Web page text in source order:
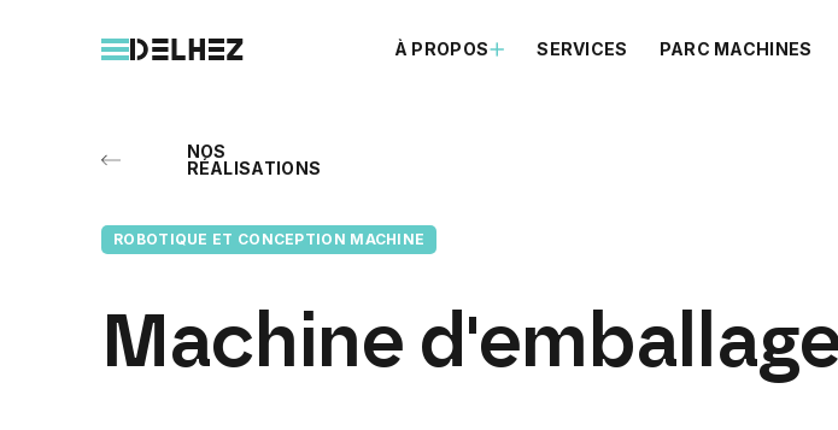
À PROPOS SERVICES PARC MACHINES
NOS
RÉALISATIONS
ROBOTIQUE ET CONCEPTION MACHINE
Machine